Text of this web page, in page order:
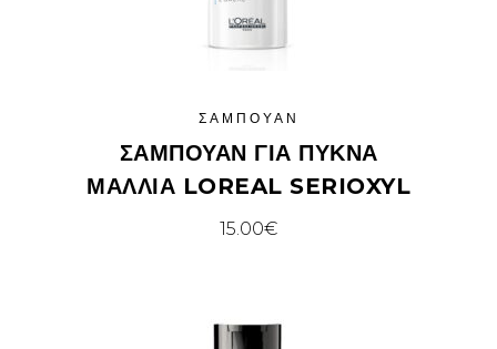
ΣΑΜΠΟΥΆΝ
ΣΑΜΠΟΥΆΝ ΓΙΑ ΠΥΚΝΆ
ΜΑΛΛΙΆ LOREAL SERIOXYL
15.00€